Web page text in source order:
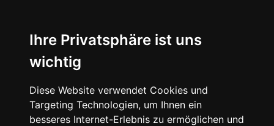
Ihre Privatsphäre ist uns
wichtig
Diese Website verwendet Cookies und
Targeting Technologien, um Ihnen ein
besseres Internet-Erlebnis zu ermöglichen und